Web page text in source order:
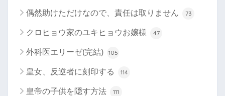
偶然助けただけなので、責任は取りません 73
クロヒョウ家のユキヒョウお嬢様 47
外科医エリーゼ(完結) 105
皇女、反逆者に刻印する 114
皇帝の子供を隠す方法 111